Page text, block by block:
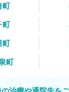
町
町
町
町